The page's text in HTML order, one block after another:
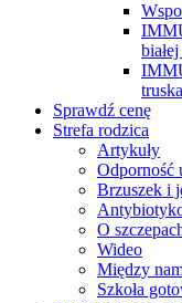
Sprawdź cenę
Strefa rodzica
Artykuły
Odporność
Brzuszek i
O
Wideo
Między
Szkoła